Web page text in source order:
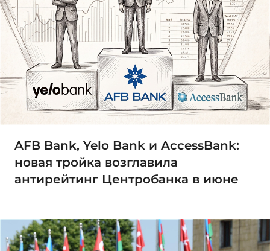
AFB Bank, Yelo Bank и AccessBank:
новая тройка возглавила
антирейтинг Центробанка в июне